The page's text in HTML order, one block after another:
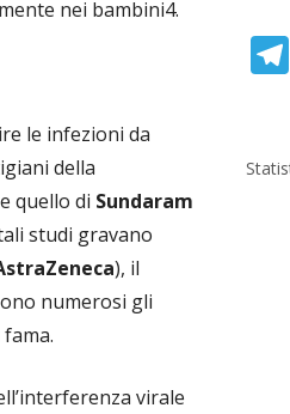
nei bambini4.
le infezioni da
della
quello di Sundaram
studi gravano
), il
numerosi gli
virale